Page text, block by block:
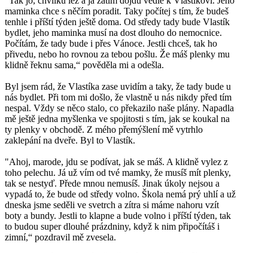
maminka chce s něčím poradit. Taky počítej s tím, že budeš
tenhle i příští týden ještě doma. Od středy tady bude Vlastík
bydlet, jeho maminka musí na dost dlouho do nemocnice.
Počítám, že tady bude i přes Vánoce. Jestli chceš, tak ho
přivedu, nebo ho rovnou za tebou pošlu. Že máš plenky mu
klidně řeknu sama,“ pověděla mi a odešla.
Byl jsem rád, že Vlastíka zase uvidím a taky, že tady bude u
nás bydlet. Při tom mi došlo, že vlastně u nás nikdy před tím
nespal. Vždy se něco stalo, co překazilo naše plány. Napadla
mě ještě jedna myšlenka ve spojitosti s tím, jak se koukal na
ty plenky v obchodě. Z mého přemýšlení mě vytrhlo
zaklepání na dveře. Byl to Vlastík.
"Ahoj, marode, jdu se podívat, jak se máš. A klidně vylez z
toho pelechu. Já už vím od tvé mamky, že musíš mít plenky,
tak se nestyď. Přede mnou nemusíš. Jinak úkoly nejsou a
vypadá to, že bude od středy volno. Škola nemá prý uhlí a už
dneska jsme seděli ve svetrch a zítra si máme nahoru vzít
boty a bundy. Jestli to klapne a bude volno i příští týden, tak
to budou super dlouhé prázdniny, když k nim připočítáš i
zimní,“ pozdravil mě zvesela.